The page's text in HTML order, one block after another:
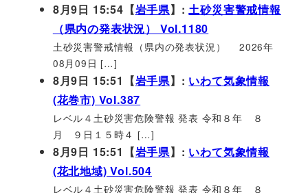
8月9日 15:54【岩手県】:土砂災害警戒情報
（県内の発表状況） Vol.1180
土砂災害警戒情報（県内の発表状況） 2026年
08月09日 […]
8月9日 15:51【岩手県】: いわて気象情報
(花巻市) Vol.387
レベル４土砂災害危険警報 発表 令和８年 ８
月 ９日１５時４ […]
8月9日 15:51【岩手県】: いわて気象情報
(花北地域) Vol.504
レベル４土砂災害危険警報 発表 令和８年 ８